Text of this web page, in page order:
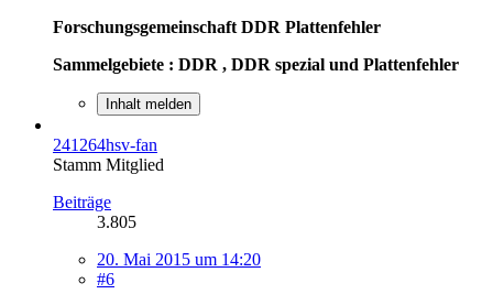
Forschungsgemeinschaft DDR Plattenfehler
Sammelgebiete : DDR , DDR spezial und Plattenfehler
Inhalt melden
241264hsv-fan
Stamm Mitglied
Beiträge
3.805
20. Mai 2015 um 14:20
#6